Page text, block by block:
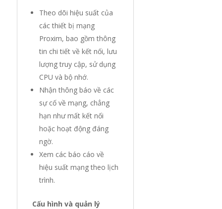
Theo dõi hiệu suất của
các thiết bị mạng
Proxim, bao gồm thông
tin chi tiết về kết nối, lưu
lượng truy cập, sử dụng
CPU và bộ nhớ.
Nhận thông báo về các
sự cố về mạng, chẳng
hạn như mất kết nối
hoặc hoạt động đáng
ngờ.
Xem các báo cáo về
hiệu suất mạng theo lịch
trình.
Cấu hình và quản lý